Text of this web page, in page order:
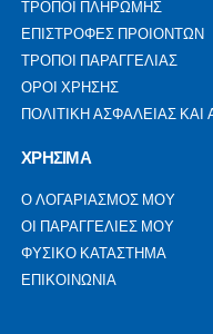
ΤΡΟΠΟΙ ΠΛΗΡΩΜΗΣ
ΕΠΙΣΤΡΟΦΕΣ ΠΡΟΙΟΝΤΩΝ
ΤΡΟΠΟΙ ΠΑΡΑΓΓΕΛΙΑΣ
ΟΡΟΙ ΧΡΗΣΗΣ
ΠΟΛΙΤΙΚΗ ΑΣΦΑΛΕΙΑΣ
ΧΡΗΣΙΜΑ
Ο ΛΟΓΑΡΙΑΣΜΟΣ ΜΟΥ
ΟΙ ΠΑΡΑΓΓΕΛΙΕΣ ΜΟΥ
ΦΥΣΙΚΟ ΚΑΤΑΣΤΗΜΑ
ΕΠΙΚΟΙΝΩΝΙΑ